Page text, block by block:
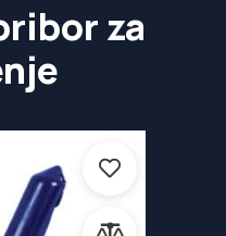
za